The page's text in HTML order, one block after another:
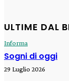
ULTIME DAL
Informa
Sogni di oggi
29 Luglio 2026